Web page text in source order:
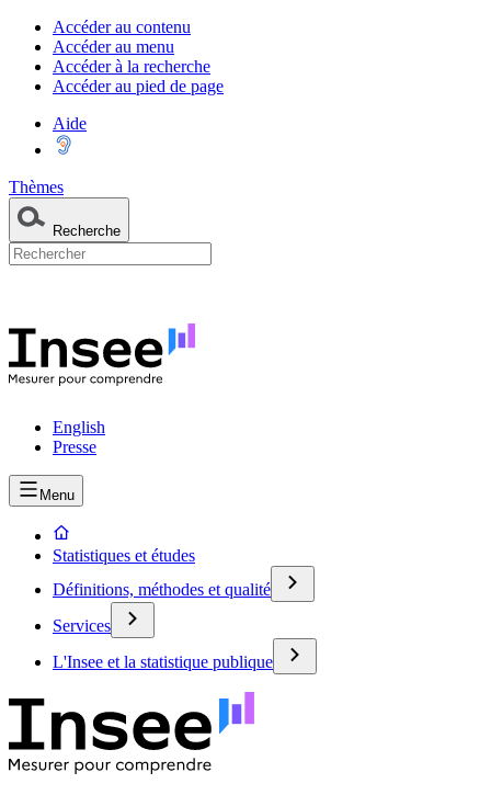
Accéder au contenu
Accéder au menu
Accéder à la recherche
Accéder au pied de page
Aide
Thèmes
Recherche
English
Presse
Menu
Statistiques et études
Définitions, méthodes et qualité
Services
L'Insee et la statistique publique